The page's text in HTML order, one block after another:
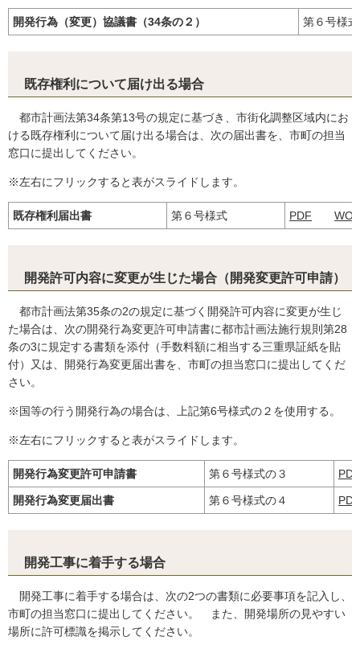
開発行為（変更）協議書（34条の２） 第６号様
既存権利について届け出る場合
都市計画法第34条第13号の規定に基づき、市街化調整区域内にお
ける既存権利について届け出る場合は、次の届出書を、市町の担当
窓口に提出してください。
※左右にフリックすると表がスライドします。
既存権利届出書 第６号様式 PDF
開発許可内容に変更が生じた場合（開発変更許可申請）
都市計画法第35条の2の規定に基づく開発許可内容に変更が生じ
た場合は、次の開発行為変更許可申請書に都市計画法施行規則第28
条の3に規定する書類を添付（手数料額に相当する三重県証紙を貼
付）又は、開発行為変更届出書を、市町の担当窓口に提出してくだ
さい。
※国等の行う開発行為の場合は、上記第6号様式の２を使用する。
※左右にフリックすると表がスライドします。
開発行為変更許可申請書 第６号様式の３ PDF
開発行為変更届出書 第６号様式の４ PDF
開発工事に着手する場合
開発工事に着手する場合は、次の2つの書類に必要事項を記入し、
市町の担当窓口に提出してください。 また、開発場所の見やすい
場所に許可標識を掲示してください。